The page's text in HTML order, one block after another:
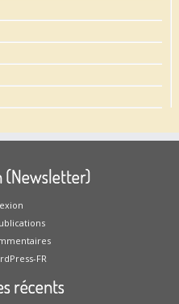
(Newsletter)
FR
récents